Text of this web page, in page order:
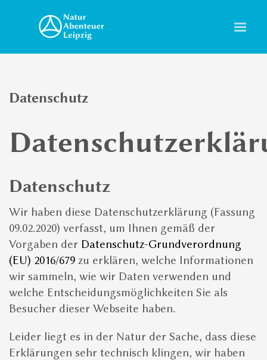
NATUR
Mitunseren Tourguides
Natur immer vor dem Hintergrund ihrer
und Pflanzen sowie zu Landschaften und
ABENTEUER
Naturerlebnis. Für anspruchsvolle Team-
bieten wir passende spannende Orte und
Aktivitäten.
LEIPZIG
Die Abenteuer können im gesamten
Leipziger Neuseenlandstattfinden.
Region Leipzig die größte Abwechslung
für Touren.
Datenschutz
Datenschutz
Wir haben diese Datenschutzerklärung (Fassung
09.02.2020) verfasst, um Ihnen gemäß der
Vorgaben der Datenschutz-Grundverordnung
(EU) 2016/679 zu erklären, welche Informationen
wir sammeln, wie wir Daten verwenden und
welche Entscheidungsmöglichkeiten Sie als
Besucher dieser Webseite haben.
Leider liegt es in der Natur der Sache, dass diese
Erklärungen sehr technisch klingen, wir haben